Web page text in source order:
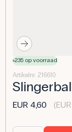
235 op voorraad
Artikelnr. 216610
EUR 4,60